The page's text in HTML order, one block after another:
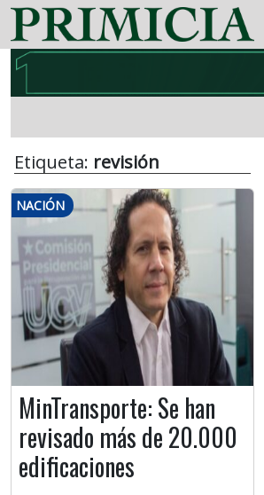
Etiqueta: revisión
NACIÓN
MinTransporte: Se han
revisado más de 20.000
edificaciones